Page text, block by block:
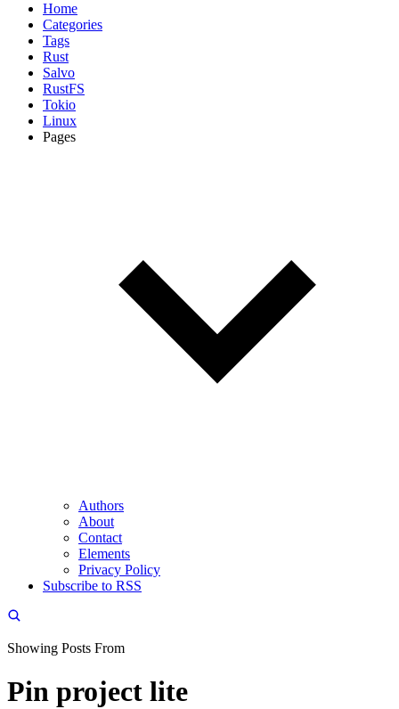
Home
Categories
Tags
Rust
Salvo
RustFS
Tokio
Linux
Pages
Authors
About
Contact
Elements
Privacy Policy
Subscribe to RSS
Showing Posts From
Pin project lite